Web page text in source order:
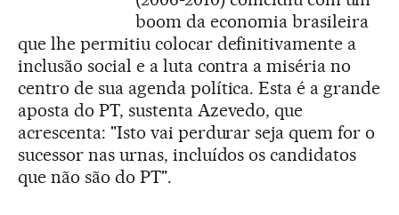
boom da economia brasileira
que lhe permitiu colocar definitivamente a
inclusão social e a luta contra a miséria no
centro de sua agenda política. Esta é a grande
aposta do PT, sustenta Azevedo, que
acrescenta: "Isto vai perdurar seja quem for o
sucessor nas urnas, incluídos os candidatos
que não são do PT".